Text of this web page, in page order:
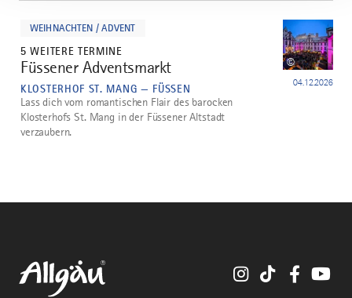
WEIHNACHTEN / ADVENT
5 WEITERE TERMINE
4
Füssener Adventsmarkt
KLOSTERHOF ST. MANG — FÜSSEN 04.12.2026
©
Lass dich vom romantischen Flair des barocken
Klosterhofs St. Mang in der Füssener Altstadt
verzaubern.
InstagramTikTok